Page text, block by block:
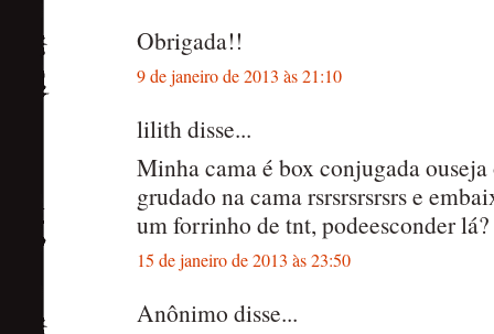
Obrigada!!
9 de janeiro de 2013 às 21:10
lilith disse...
Minha cama é box conjugada
grudado na cama rsrsrsrsrsrs e
um forrinho de tnt, podeesconder lá?
15 de janeiro de 2013 às 23:50
Anônimo disse...